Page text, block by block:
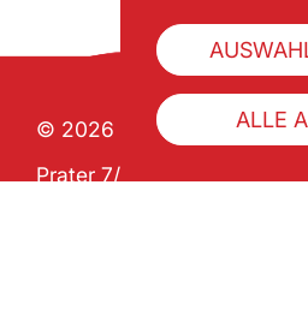
ALLE
© 2026 Wiener
Prater 7/1 | A-1020 Wien